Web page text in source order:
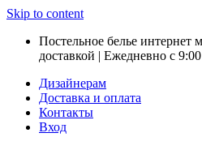
Skip to content
Постельное белье интернет
доставкой | Ежедневно с
Дизайнерам
Доставка и оплата
Контакты
Вход